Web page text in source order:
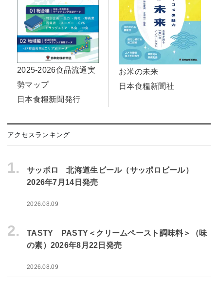
2025-2026食品流通実
勢マップ
日本食糧新聞発行
お米の未来
日本食糧新聞社
アクセスランキング
1.
サッポロ 北海道生ビール（サッポロビール）
2026年7月14日発売
2026.08.09
2.
TASTY PASTY＜クリームペースト調味料＞（味
の素）2026年8月22日発売
2026.08.09